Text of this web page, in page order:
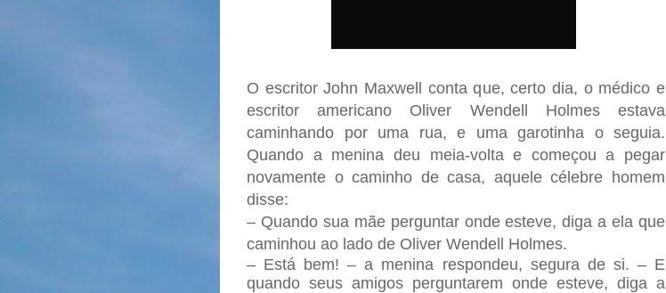
O escritor John Maxwell conta que, certo dia, o médico e
escritor americano Oliver Wendell Holmes estava
caminhando por uma rua, e uma garotinha o seguia.
Quando a menina deu meia-volta e começou a pegar
novamente o caminho de casa, aquele célebre homem
disse:
– Quando sua mãe perguntar onde esteve, diga a ela que
caminhou ao lado de Oliver Wendell Holmes.
– Está bem! – a menina respondeu, segura de si. – E
quando seus amigos perguntarem onde esteve, diga a